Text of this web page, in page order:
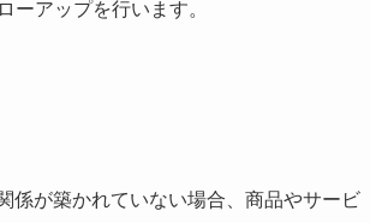
ーアップを行います。
係が築かれていない場合、商品やサービ